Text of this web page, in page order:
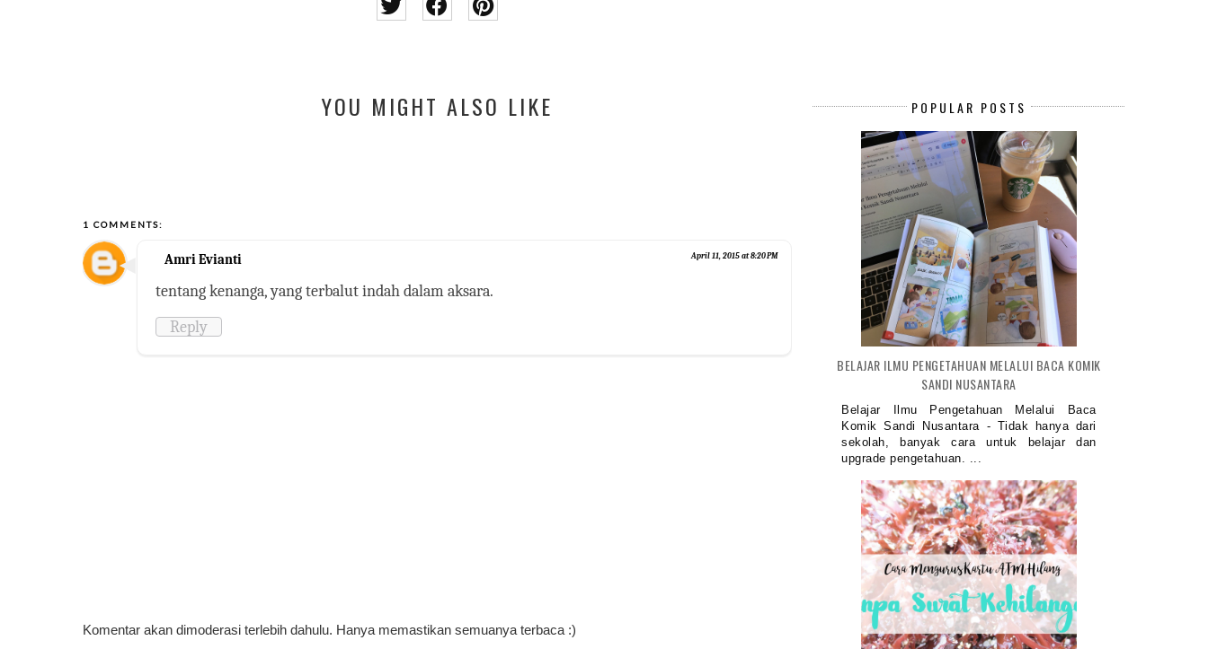
YOU MIGHT ALSO LIKE
1 COMMENTS:
Amri Evianti April 11, 2015 at 8:20 PM
tentang kenanga, yang terbalut indah dalam aksara.
Reply
Komentar akan dimoderasi terlebih dahulu. Hanya memastikan semuanya terbaca :)
POPULAR POSTS
BELAJAR ILMU PENGETAHUAN MELALUI BACA KOMIK
SANDI NUSANTARA
Belajar Ilmu Pengetahuan Melalui Baca
Komik Sandi Nusantara - Tidak hanya dari
sekolah, banyak cara untuk belajar dan
upgrade pengetahuan. ...